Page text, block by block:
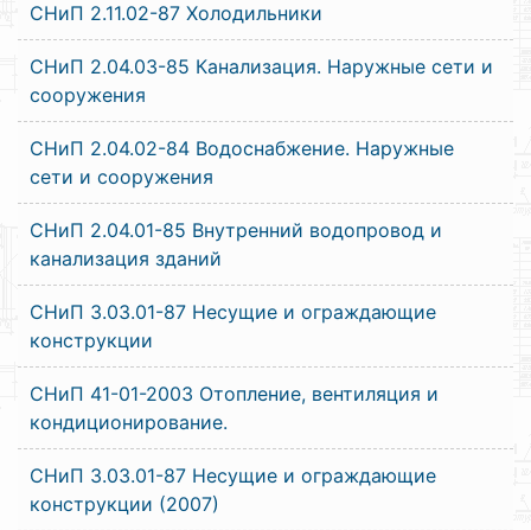
СНиП 2.11.02-87 Холодильники
СНиП 2.04.03-85 Канализация. Наружные сети и
сооружения
СНиП 2.04.02-84 Водоснабжение. Наружные
сети и сооружения
СНиП 2.04.01-85 Внутренний водопровод и
канализация зданий
СНиП 3.03.01-87 Несущие и ограждающие
конструкции
СНиП 41-01-2003 Отопление, вентиляция и
кондиционирование.
СНиП 3.03.01-87 Несущие и ограждающие
конструкции (2007)